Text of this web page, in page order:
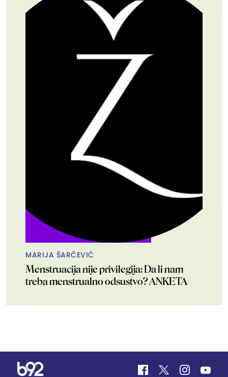
MARIJA ŠARČEVIĆ
Menstruacija nije privilegija: Da li nam
treba menstrualno odsustvo? ANKETA